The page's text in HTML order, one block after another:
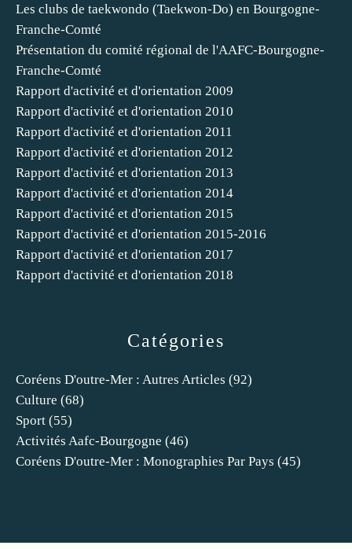
Catégories
Coréens D'outre-Mer : Autres Articles (92)
Culture (68)
Sport (55)
Activités Aafc-Bourgogne (46)
Coréens D'outre-Mer : Monographies Par Pays (45)
Les clubs de taekwondo (Taekwon-Do) en Bourgogne-
Franche-Comté
Présentation du comité régional de l'AAFC-Bourgogne-
Franche-Comté
Rapport d'activité et d'orientation 2009
Rapport d'activité et d'orientation 2010
Rapport d'activité et d'orientation 2011
Rapport d'activité et d'orientation 2012
Rapport d'activité et d'orientation 2013
Rapport d'activité et d'orientation 2014
Rapport d'activité et d'orientation 2015
Rapport d'activité et d'orientation 2015-2016
Rapport d'activité et d'orientation 2017
Rapport d'activité et d'orientation 2018